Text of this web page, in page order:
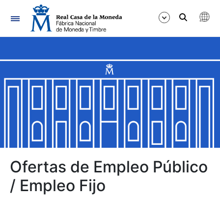
Navegación
Mostrar/Ocultar
Mostrar/Ocultar
Mostrar/Ocultar
Mostrar/Ocultar
Ofertas de Empleo Público
/ Empleo Fijo